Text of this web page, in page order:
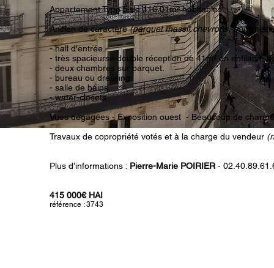
Appartement Type 5 de 116.01m² habitables.
Ancien de caractère(parquet massif chevrons,
- hall d'entrée.
- très spacieurse double réception de 41m² en enfilade,
- deux chambres sur parquet.
- bureau ou dressing.
- salle de bains.
- water-closets.
Vues dégagées - Exposition ouest - Beaucoup de
Travaux de copropriété votés et à la charge du vendeur
Plus d'informations : Pierre-Marie POIRIER -
415 000€ HAI
référence : 3743